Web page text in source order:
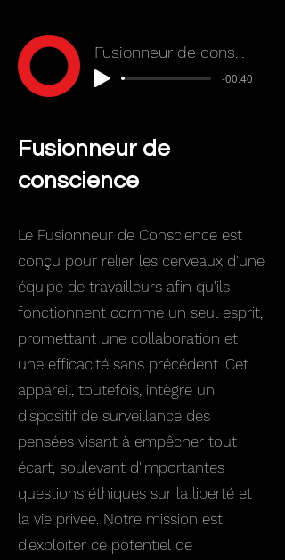
-00:40
Fusionneur de
conscience
Le Fusionneur de Conscience est
conçu pour relier les cerveaux d'une
équipe de travailleurs afin qu'ils
fonctionnent comme un seul esprit,
promettant une collaboration et
une efficacité sans précédent. Cet
appareil, toutefois, intègre un
dispositif de surveillance des
pensées visant à empêcher tout
écart, soulevant d'importantes
questions éthiques sur la liberté et
la vie privée. Notre mission est
d'exploiter ce potentiel de